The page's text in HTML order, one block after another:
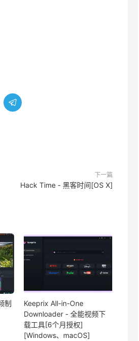

下一篇
Hack Time - 黑客时间[OS X]
制
Keeprix All-in-One
Downloader - 全能视频下
载工具[6个月授权]
[Windows、macOS]